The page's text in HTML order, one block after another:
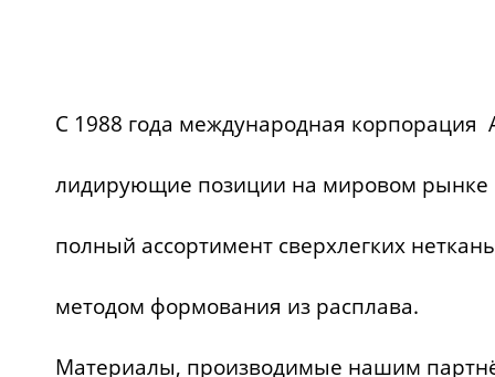
С 1988 года международная
лидирующие позиции на мировом рынке
полный ассортимент сверхлегких
методом формования из расплава.
Материалы, производимые нашим